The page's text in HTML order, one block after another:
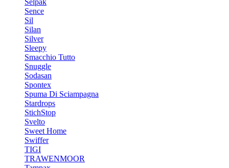
Selpak
Sence
Sil
Silan
Silver
Sleepy
Smacchio Tutto
Snuggle
Sodasan
Spontex
Spuma Di Sciampagna
Stardrops
StichStop
Svelto
Sweet Home
Swiffer
TIGI
TRAWENMOOR